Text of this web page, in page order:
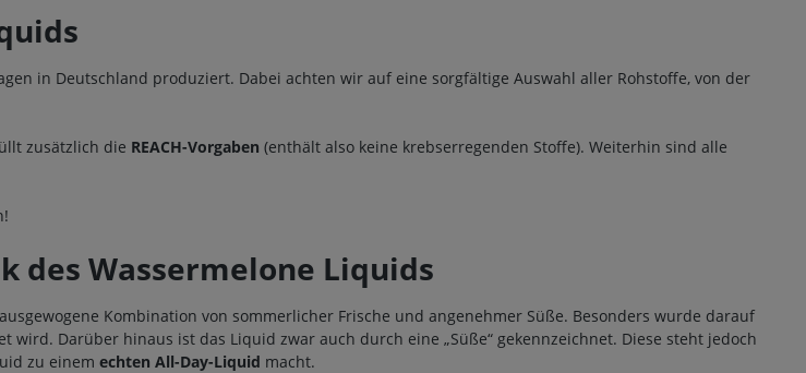
in Deutschland produziert. Dabei achten wir auf eine sorgfältige Auswahl aller Rohstoffe, von der
zusätzlich die REACH-Vorgaben (enthält also keine krebserregenden Stoffe). Weiterhin sind alle
des Wassermelone Liquids
Kombination von sommerlicher Frische und angenehmer Süße. Besonders wurde darauf
Darüber hinaus ist das Liquid zwar auch durch eine „Süße“ gekennzeichnet. Diese steht jedoch
zu einem echten All-Day-Liquid macht.